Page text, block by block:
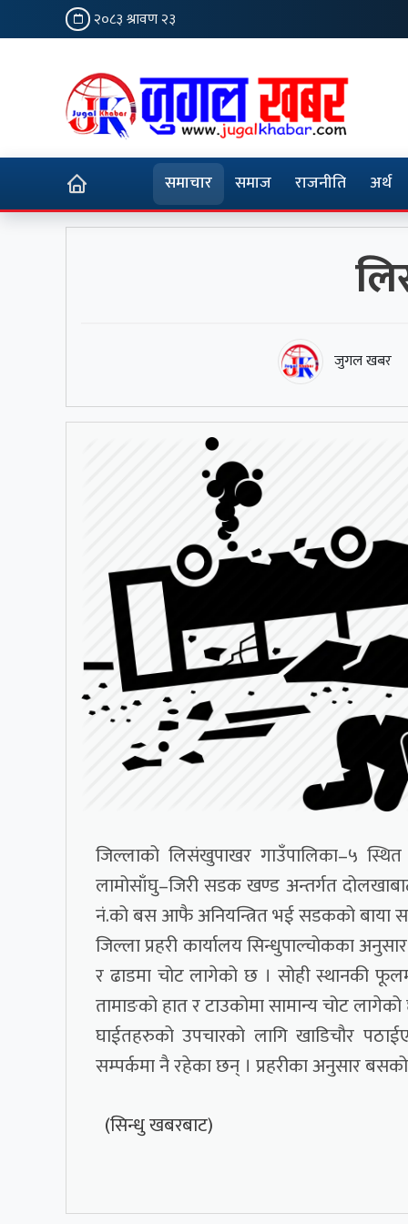
२०८३ श्रावण २३
समाचार समाज राजनीति अर्थ
जुगल खबर
जिल्लाको लिसंखुपाखर गाउँपालिका–५
लामोसाँघु–जिरी सडक खण्ड अन्तर्गत
नं.को बस आफै अनियन्त्रित भई सडकको बाया
जिल्ला प्रहरी कार्यालय सिन्धुपाल्चोकका
र ढाडमा चोट लागेको छ । सोही स्थानकी
तामाङको हात र टाउकोमा सामान्य चोट
घाईतहरुको उपचारको लागि खाडिचौर
सम्पर्कमा नै रहेका छन् । प्रहरीका अनुसार
(सिन्धु खबरबाट)